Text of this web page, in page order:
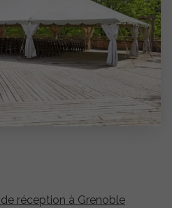
réception à Grenoble